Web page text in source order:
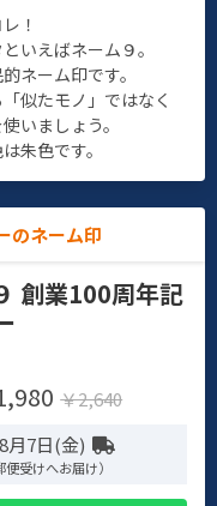
！
いえばネーム９。
ネーム印です。
似たモノ」ではなく
いましょう。
朱色です。
のネーム印
創業100周年記
￥2,640
月7日(金)
受けへお届け）